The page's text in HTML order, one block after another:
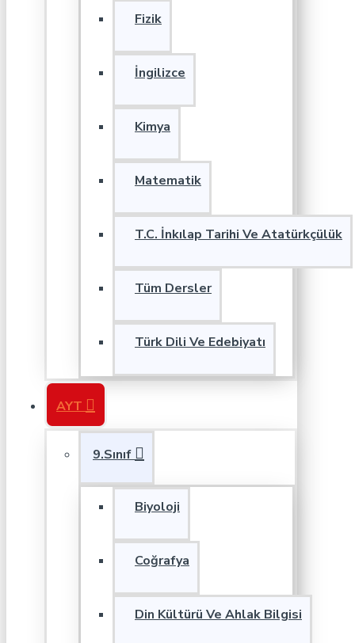
Fizik
İngilizce
Kimya
Matematik
T.C. İnkılap Tarihi Ve Atatürkçülük
Tüm Dersler
Türk Dili Ve Edebiyatı
AYT
9.Sınıf
Biyoloji
Coğrafya
Din Kültürü Ve Ahlak Bilgisi